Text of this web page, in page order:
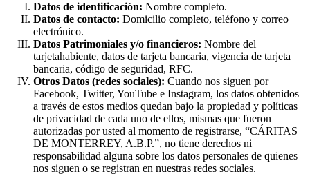
Datos de identificación: Nombre completo.
Datos de contacto: Domicilio completo, teléfono y correo
electrónico.
Datos Patrimoniales y/o financieros: Nombre del
tarjetahabiente, datos de tarjeta bancaria, vigencia de tarjeta
bancaria, código de seguridad, RFC.
Otros Datos (redes sociales): Cuando nos siguen por
Facebook, Twitter, YouTube e Instagram, los datos obtenidos
a través de estos medios quedan bajo la propiedad y políticas
de privacidad de cada uno de ellos, mismas que fueron
autorizadas por usted al momento de registrarse, “CÁRITAS
DE MONTERREY, A.B.P.”, no tiene derechos ni
responsabilidad alguna sobre los datos personales de quienes
nos siguen o se registran en nuestras redes sociales.